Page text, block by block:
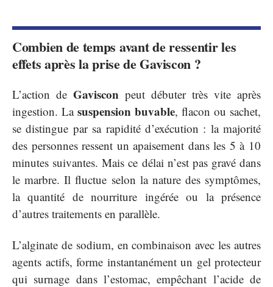
Combien de temps avant de ressentir les
effets après la prise de Gaviscon ?
L’action de Gaviscon peut débuter très vite après
ingestion. La suspension buvable, flacon ou sachet,
se distingue par sa rapidité d’exécution : la majorité
des personnes ressent un apaisement dans les 5 à 10
minutes suivantes. Mais ce délai n’est pas gravé dans
le marbre. Il fluctue selon la nature des symptômes,
la quantité de nourriture ingérée ou la présence
d’autres traitements en parallèle.
L’alginate de sodium, en combinaison avec les autres
agents actifs, forme instantanément un gel protecteur
qui surnage dans l’estomac, empêchant l’acide de